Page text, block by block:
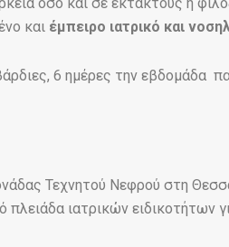
και έμπειρο ιατρικό και
6 ημέρες την εβδομάδα
Τεχνητού Νεφρού στη
ιατρικών ειδικοτήτων